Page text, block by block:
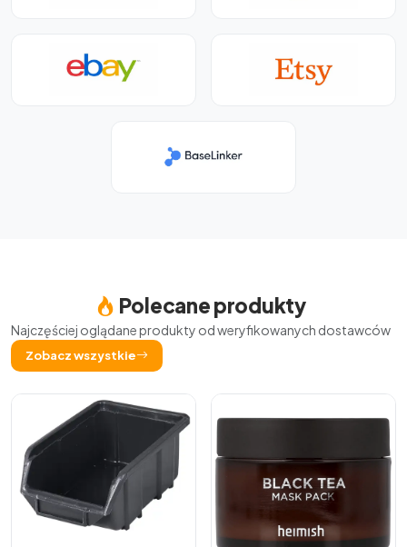
Polecane produkty
Najczęściej oglądane produkty od weryfikowanych dostawców
Zobacz wszystkie